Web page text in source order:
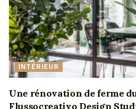
INTÉRIEUR
Une rénovation de ferme
Flussocreativo Design